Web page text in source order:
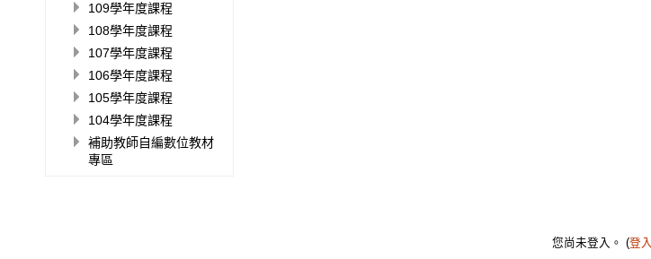
109學年度課程
108學年度課程
107學年度課程
106學年度課程
105學年度課程
104學年度課程
補助教師自編數位教材
專區
您尚未登入。 (登入